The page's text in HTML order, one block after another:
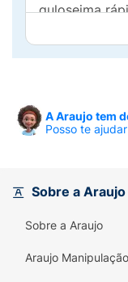
guloseima
A Pipoca
delicioso
produto
crocante ,
consumo
Principais
Sabor
A Araujo tem
Posso te
Sobre a Araujo
Sobre a Araujo
Araujo Manipulação